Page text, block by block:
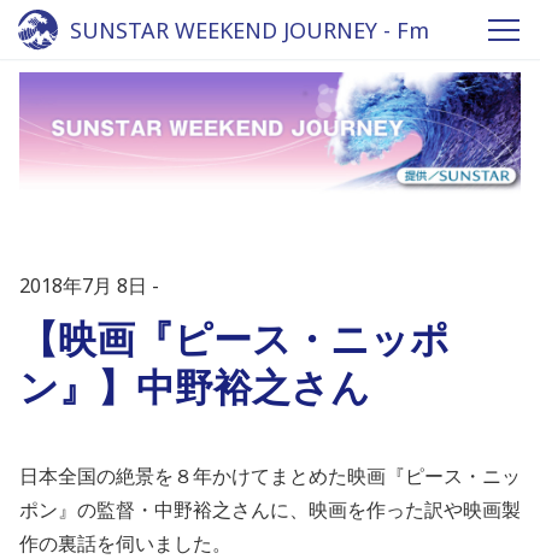
SUNSTAR WEEKEND JOURNEY - Fm
yokohama 84.7
2018年7月 8日
【映画『ピース・ニッポ
ン』】中野裕之さん
日本全国の絶景を８年かけてまとめた映画『ピース・ニッ
ポン』の監督・中野裕之さんに、映画を作った訳や映画製
作の裏話を伺いました。